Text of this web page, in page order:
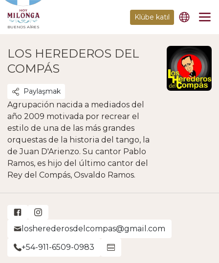
BUENOS AIRES
Klübe katıl
LOS HEREDEROS DEL
COMPÁS
Paylaşmak
Agrupación nacida a mediados del
año 2009 motivada por recrear el
estilo de una de las más grandes
orquestas de la historia del tango, la
de Juan D'Arienzo. Su cantor Pablo
Ramos, es hijo del último cantor del
Rey del Compás, Osvaldo Ramos.
losherederosdelcompas@gmail.com
+54-911-6509-0983